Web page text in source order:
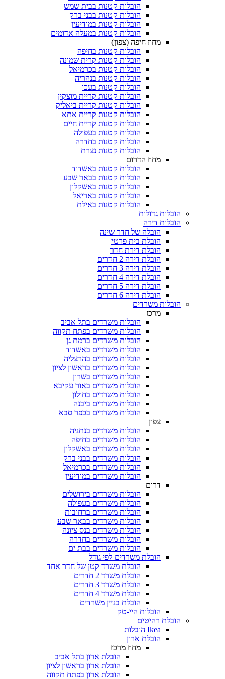
הובלות קטנות בבית שמש
הובלות קטנות בבני ברק
הובלות קטנות במודיעין
הובלות קטנות במעלה אדומים
מחוז חיפה (צפון)
הובלות קטנות בחיפה
הובלות קטנות קרית שמונה
הובלות קטנות בכרמיאל
הובלות קטנות בנהריה
הובלות קטנות בעכו
הובלות קטנות קריית מוצקין
הובלות קטנות קריית ביאליק
הובלות קטנות קריית אתא
הובלות קטנות קריית חיים
הובלות קטנות בעפולה
הובלות קטנות בחדרה
הובלות קטנות נצרת
מחוז הדרום
הובלות קטנות באשדוד
הובלות קטנות בבאר שבע
הובלות קטנות באשקלון
הובלות קטנות באריאל
הובלות קטנות באילת
הובלות גדולות
הובלות דירה
הובלה של חדר שינה
הובלת בית פרטי
הובלת דירת חדר
הובלת דירה 2 חדרים
הובלת דירה 3 חדרים
הובלת דירה 4 חדרים
הובלת דירה 5 חדרים
הובלת דירה 6 חדרים
הובלות משרדים
מרכז
הובלות משרדים בתל אביב
הובלות משרדים בפתח תקווה
הובלות משרדים ברמת גן
הובלות משרדים באשדוד
הובלות משרדים בהרצליה
הובלות משרדים בראשון לציון
הובלות משרדים בשרון
הובלות משרדים באור עקיבא
הובלות משרדים בחולון
הובלות משרדים ביבנה
הובלות משרדים בכפר סבא
צפון
הובלות משרדים בנתניה
הובלות משרדים בחיפה
הובלות משרדים באשקלון
הובלות משרדים בבני ברק
הובלות משרדים בכרמיאל
הובלות משרדים במודיעין
דרום
הובלות משרדים בירושלים
הובלות משרדים בעפולה
הובלות משרדים ברחובות
הובלות משרדים בבאר שבע
הובלות משרדים בנס ציונה
הובלות משרדים בחדרה
הובלות משרדים בבת ים
הובלת משרדים לפי גודל
הובלת משרד קטן של חדר אחד
הובלת משרד 2 חדרים
הובלת משרד 3 חדרים
הובלת משרד 4 חדרים
הובלת בניין משרדים
הובלות היי-טק
הובלת רהיטים
Ikea הובלות
הובלת ארון
מחוז מרכז
הובלת ארון בתל אביב
הובלת ארון בראשון לציון
הובלת ארון בפתח תקווה